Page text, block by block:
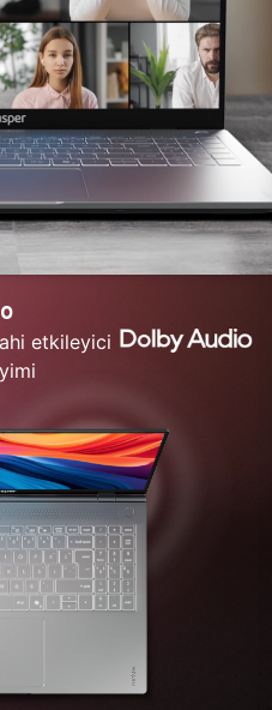
etkileyici